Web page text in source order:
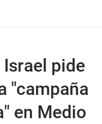
pide
"campaña
en Medio